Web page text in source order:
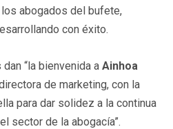
abogados del bufete,
con éxito.
“la bienvenida a Ainhoa
de marketing, con la
para dar solidez a la continua
sector de la abogacía”.